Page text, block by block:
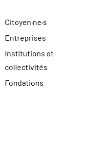
Citoyen·ne·s
Entreprises
Institutions et
collectivités
Fondations